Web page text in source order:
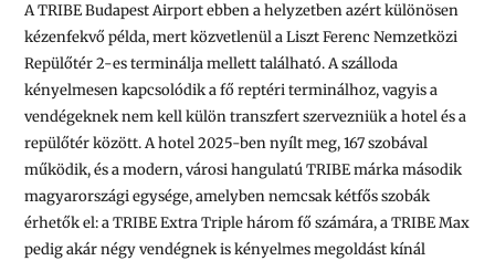
A TRIBE Budapest Airport ebben a helyzetben azért különösen
kézenfekvő példa, mert közvetlenül a Liszt Ferenc Nemzetközi
Repülőtér 2-es terminálja mellett található. A szálloda
kényelmesen kapcsolódik a fő reptéri terminálhoz, vagyis a
vendégeknek nem kell külön transzfert szervezniük a hotel és a
repülőtér között. A hotel 2025-ben nyílt meg, 167 szobával
működik, és a modern, városi hangulatú TRIBE márka második
magyarországi egysége, amelyben nemcsak kétfős szobák
érhetők el: a TRIBE Extra Triple három fő számára, a TRIBE Max
pedig akár négy vendégnek is kényelmes megoldást kínál